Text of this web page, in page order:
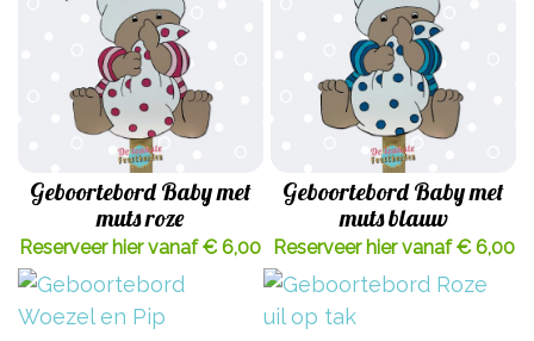
Geboortebord Baby met
muts roze
Reserveer hier vanaf € 6,00
Geboortebord Baby met
muts blauw
Reserveer hier vanaf € 6,00